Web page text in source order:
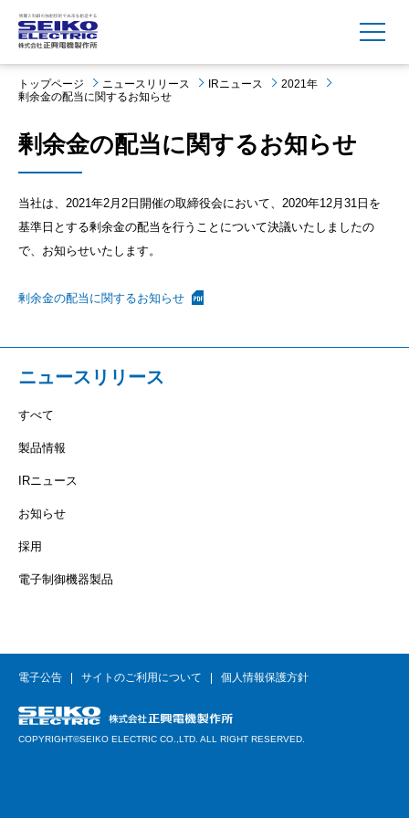
MENU
トップページ ニュースリリース IRニュース
2021年
剰余金の配当に関するお知らせ
剰余金の配当に関するお知らせ
当社は、2021年2月2日開催の取締役会において、2020年12月31日を
基準日とする剰余金の配当を行うことについて決議いたしましたの
で、お知らせいたします。
剰余金の配当に関するお知らせ
ニュースリリース
すべて
製品情報
IRニュース
お知らせ
採用
電子制御機器製品
電子公告 サイトのご利用について 個人情報保護方針
COPYRIGHT©SEIKO ELECTRIC CO.,LTD. ALL RIGHT RESERVED.